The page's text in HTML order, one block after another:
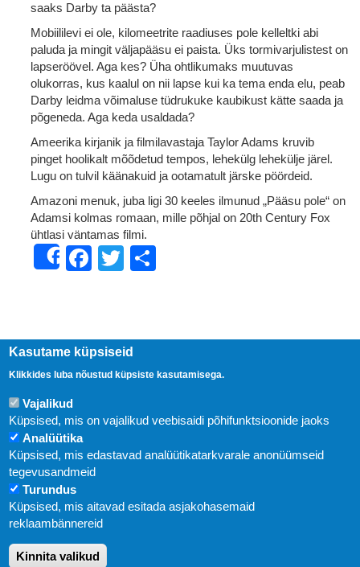
saaks Darby ta päästa?
Mobiililevi ei ole, kilomeetrite raadiuses pole kelleltki abi
paluda ja mingit väljapääsu ei paista. Üks tormivarjulistest on
lapseröövel. Aga kes? Üha ohtlikumaks muutuvas
olukorras, kus kaalul on nii lapse kui ka tema enda elu, peab
Darby leidma võimaluse tüdrukuke kaubikust kätte saada ja
põgeneda. Aga keda usaldada?
Ameerika kirjanik ja filmilavastaja Taylor Adams kruvib
pinget hoolikalt mõõdetud tempos, lehekülg lehekülje järel.
Lugu on tulvil käänakuid ja ootamatult järske pöördeid.
Amazoni menuk, juba ligi 30 keeles ilmunud „Pääsu pole“ on
Adamsi kolmas romaan, mille põhjal on 20th Century Fox
ühtlasi väntamas filmi.
ShareFacebook
Twitter
Uudised
KIRJASTUS PEGASUS OÜ © 2020
Paldiski mnt. 29 (A korpus VI korrus), Tallinn
Kasutame küpsiseid
Klikkides luba nõustud küpsiste kasutamisega.
Vajalikud
Küpsised, mis on vajalikud veebisaidi põhifunktsioonide jaoks
Analüütika
Küpsised, mis edastavad analüütikatarkvarale anonüümseid
tegevusandmeid
Turundus
Küpsised, mis aitavad esitada asjakohasemaid
reklaambännereid
Kinnita valikud